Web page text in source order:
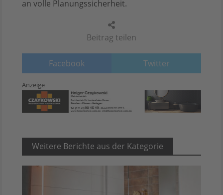
Beitrag teilen
Facebook Twitter
an volle Planungssicherheit.
Anzeige
Weitere Berichte aus der Kategorie